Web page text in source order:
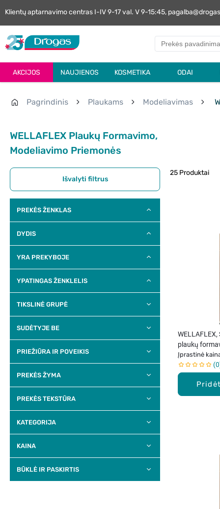
Klientų aptarnavimo centras I-IV 9-17 val. V 9-15:45,
AKCIJOS NAUJIENOS KOSMETIKA ODAI
Pagrindinis Plaukams Modeliavimas
WELLAFLEX Plaukų Formavimo,
Modeliavimo Priemonės
Išvalyti filtrus
PREKĖS ŽENKLAS
DYDIS
YRA PREKYBOJE
YPATINGAS ŽENKLELIS
TIKSLINĖ GRUPĖ
SUDĖTYJE BE
PRIEŽIŪRA IR POVEIKIS
PREKĖS ŽYMA
PREKĖS TEKSTŪRA
KATEGORIJA
KAINA
BŪKLĖ IR PASKIRTIS
25 Produktai
WELLAFLEX,
plaukų
Įprastinė
0